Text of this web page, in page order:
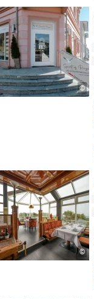
©
©